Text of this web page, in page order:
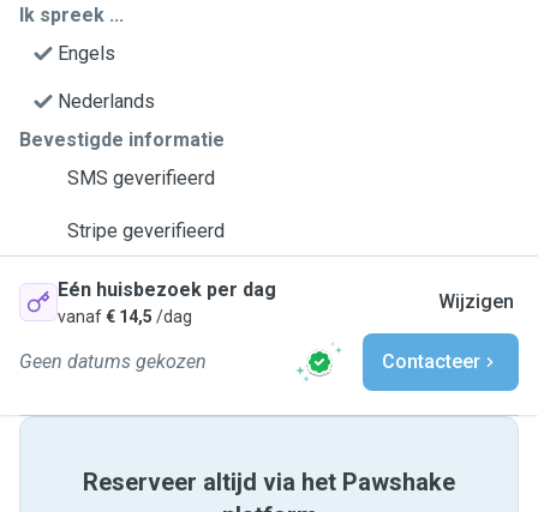
Ik spreek ...
Engels
Nederlands
Bevestigde informatie
SMS geverifieerd
Stripe geverifieerd
Eén huisbezoek per dag
vanaf€ 14,5 /dag
Wijzigen
Geen datums gekozen Contacteer
Reserveer altijd via het Pawshake